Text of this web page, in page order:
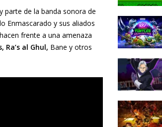
y parte de la banda sonora de
Enmascarado y sus aliados
frente a una amenaza
Ra’s al Ghul, Bane y otros